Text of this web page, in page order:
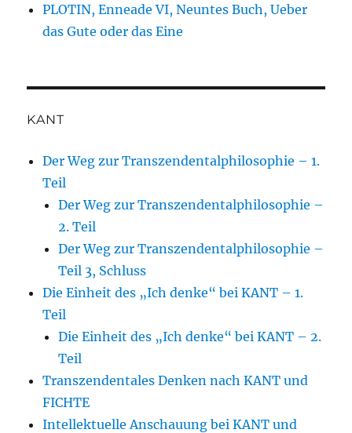
PLOTIN, Enneade VI, Neuntes Buch, Ueber
das Gute oder das Eine
KANT
Der Weg zur Transzendentalphilosophie – 1.
Teil
Der Weg zur Transzendentalphilosophie –
2. Teil
Der Weg zur Transzendentalphilosophie –
Teil 3, Schluss
Die Einheit des „Ich denke“ bei KANT – 1.
Teil
Die Einheit des „Ich denke“ bei KANT – 2.
Teil
Transzendentales Denken nach KANT und
FICHTE
Intellektuelle Anschauung bei KANT und